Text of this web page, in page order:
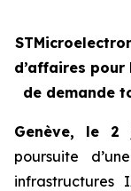
d’affaires
de demande
Genève, le 2
poursuite